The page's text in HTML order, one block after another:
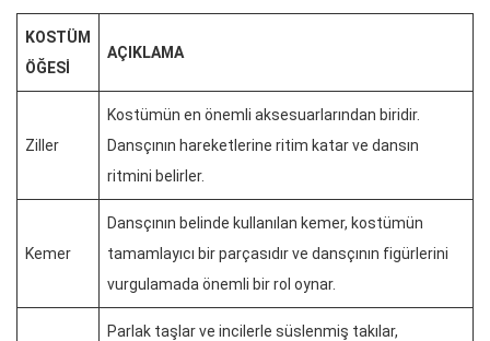
KOSTÜM
ÖĞESI
AÇIKLAMA
Ziller
Kostümün en önemli aksesuarlarından biridir.
Dansçının hareketlerine ritim katar ve dansın
ritmini belirler.
Kemer
Dansçının belinde kullanılan kemer, kostümün
tamamlayıcı bir parçasıdır ve dansçının figürlerini
vurgulamada önemli bir rol oynar.
Parlak taşlar ve incilerle süslenmiş takılar,